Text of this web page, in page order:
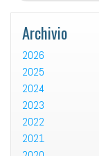
Archivio
2026
2025
2024
2023
2022
2021